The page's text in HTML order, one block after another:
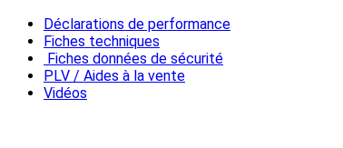
Déclarations de performance
Fiches techniques
Fiches données de sécurité
PLV / Aides à la vente
Vidéos